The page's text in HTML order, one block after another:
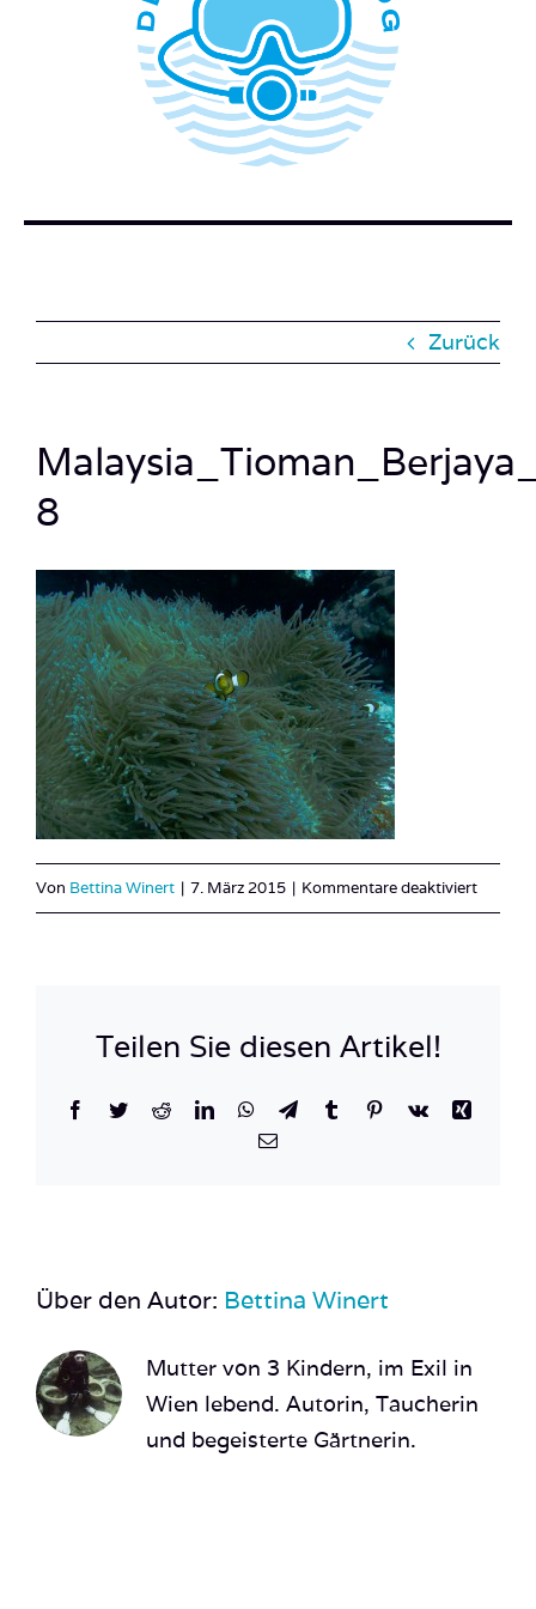
WER STECKT HINTER DEM TAUCHERBLOG?
BUCH BESTELLEN
Zurück
8
Von Bettina Winert | 7. März 2015 | Kommentare deaktiviertfür
Teilen Sie diesen Artikel!
Facebook
TwitterRedditLinkedInWhatsApp
TelegramTumblrPinterest
Vk
Xing
E-
Über den Autor: Bettina Winert
Mutter von 3 Kindern, im Exil in
Wien lebend. Autorin, Taucherin
und begeisterte Gärtnerin.